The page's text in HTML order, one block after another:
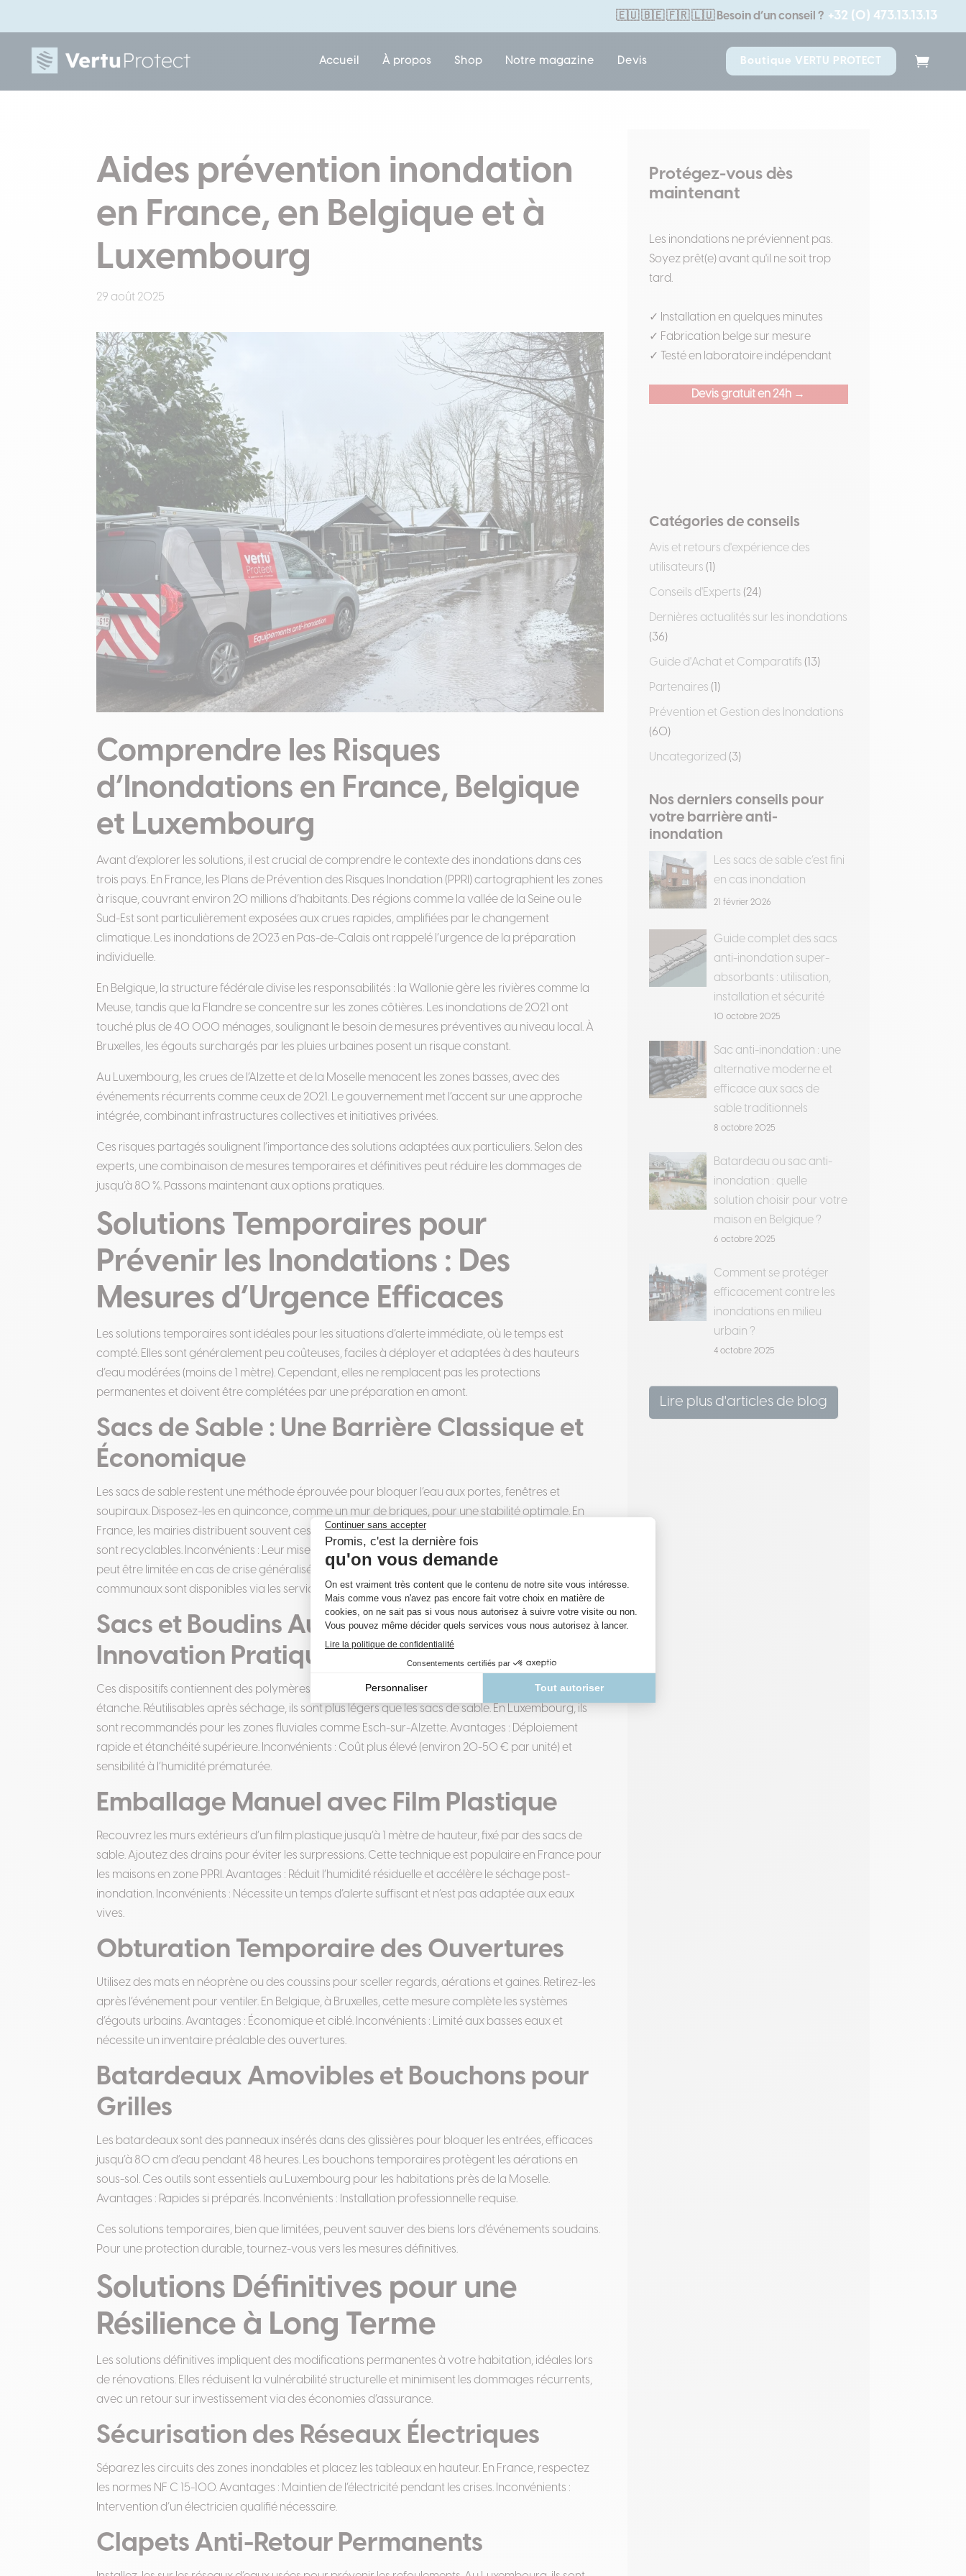
🇪🇺🇧🇪 🇫🇷 🇱🇺 Besoin d’un conseil ? +32 (0) 473.13.13.13
Accueil À propos Shop Notre magazine Devis Boutique VERTU PROTECT
Aides prévention inondation
en France, en Belgique et à
Luxembourg
29 août 2025
Comprendre les Risques
d’Inondations en France, Belgique
et Luxembourg
Avant d’explorer les solutions, il est crucial de comprendre le contexte des inondations dans ces
trois pays. En France, les Plans de Prévention des Risques Inondation (PPRI) cartographient les zones
à risque, couvrant environ 20 millions d’habitants. Des régions comme la vallée de la Seine ou le
Sud-Est sont particulièrement exposées aux crues rapides, amplifiées par le changement
climatique. Les inondations de 2023 en Pas-de-Calais ont rappelé l’urgence de la préparation
individuelle.
En Belgique, la structure fédérale divise les responsabilités : la Wallonie gère les rivières comme la
Meuse, tandis que la Flandre se concentre sur les zones côtières. Les inondations de 2021 ont
touché plus de 40 000 ménages, soulignant le besoin de mesures préventives au niveau local. À
Bruxelles, les égouts surchargés par les pluies urbaines posent un risque constant.
Au Luxembourg, les crues de l’Alzette et de la Moselle menacent les zones basses, avec des
événements récurrents comme ceux de 2021. Le gouvernement met l’accent sur une approche
intégrée, combinant infrastructures collectives et initiatives privées.
Ces risques partagés soulignent l’importance des solutions adaptées aux particuliers. Selon des
experts, une combinaison de mesures temporaires et définitives peut réduire les dommages de
jusqu’à 80 %. Passons maintenant aux options pratiques.
Solutions Temporaires pour
Prévenir les Inondations : Des
Mesures d’Urgence Efficaces
Les solutions temporaires sont idéales pour les situations d’alerte immédiate, où le temps est
compté. Elles sont généralement peu coûteuses, faciles à déployer et adaptées à des hauteurs
d’eau modérées (moins de 1 mètre). Cependant, elles ne remplacent pas les protections
permanentes et doivent être complétées par une préparation en amont.
Sacs de Sable : Une Barrière Classique et
Économique
Les sacs de sable restent une méthode éprouvée pour bloquer l’eau aux portes, fenêtres et
soupiraux. Disposez-les en quinconce, comme un mur de briques, pour une stabilité optimale. En
France, les mairies distribuent souvent ces sacs lors d’alertes Vigicrues. Avantages : Ils filtrent l’eau et
sont recyclables. Inconvénients : Leur mise en place est physiquement exigeante, et la disponibilité
peut être limitée en cas de crise généralisée. Pour les résidents belges en Wallonie, des stocks
communaux sont disponibles via les services de protection civile.
Sacs et Boudins Autogonflants :
Innovation Pratique
Ces dispositifs contiennent des polymères qui gonflent au contact de l’eau, formant une barrière
étanche. Réutilisables après séchage, ils sont plus légers que les sacs de sable. En Luxembourg, ils
sont recommandés pour les zones fluviales comme Esch-sur-Alzette. Avantages : Déploiement
rapide et étanchéité supérieure. Inconvénients : Coût plus élevé (environ 20-50 € par unité) et
sensibilité à l’humidité prématurée.
Emballage Manuel avec Film Plastique
Recouvrez les murs extérieurs d’un film plastique jusqu’à 1 mètre de hauteur, fixé par des sacs de
sable. Ajoutez des drains pour éviter les surpressions. Cette technique est populaire en France pour
les maisons en zone PPRI. Avantages : Réduit l’humidité résiduelle et accélère le séchage post-
inondation. Inconvénients : Nécessite un temps d’alerte suffisant et n’est pas adaptée aux eaux
vives.
Obturation Temporaire des Ouvertures
Utilisez des mats en néoprène ou des coussins pour sceller regards, aérations et gaines. Retirez-les
après l’événement pour ventiler. En Belgique, à Bruxelles, cette mesure complète les systèmes
d’égouts urbains. Avantages : Économique et ciblé. Inconvénients : Limité aux basses eaux et
nécessite un inventaire préalable des ouvertures.
Batardeaux Amovibles et Bouchons pour
Grilles
Les batardeaux sont des panneaux insérés dans des glissières pour bloquer les entrées, efficaces
jusqu’à 80 cm d’eau pendant 48 heures. Les bouchons temporaires protègent les aérations en
sous-sol. Ces outils sont essentiels au Luxembourg pour les habitations près de la Moselle.
Avantages : Rapides si préparés. Inconvénients : Installation professionnelle requise.
Ces solutions temporaires, bien que limitées, peuvent sauver des biens lors d’événements soudains.
Pour une protection durable, tournez-vous vers les mesures définitives.
Solutions Définitives pour une
Résilience à Long Terme
Les solutions définitives impliquent des modifications permanentes à votre habitation, idéales lors
de rénovations. Elles réduisent la vulnérabilité structurelle et minimisent les dommages récurrents,
avec un retour sur investissement via des économies d’assurance.
Sécurisation des Réseaux Électriques
Séparez les circuits des zones inondables et placez les tableaux en hauteur. En France, respectez
les normes NF C 15-100. Avantages : Maintien de l’électricité pendant les crises. Inconvénients :
Intervention d’un électricien qualifié nécessaire.
Clapets Anti-Retour Permanents
Protégez-vous dès
maintenant
Les inondations ne préviennent pas.
Soyez prêt(e) avant qu'il ne soit trop
tard.
✓ Installation en quelques minutes
✓ Fabrication belge sur mesure
✓ Testé en laboratoire indépendant
Devis gratuit en 24h →
Catégories de conseils
Avis et retours d'expérience des
utilisateurs (1)
Conseils d'Experts (24)
Dernières actualités sur les inondations
(36)
Guide d'Achat et Comparatifs (13)
Partenaires (1)
Prévention et Gestion des Inondations
(60)
Uncategorized (3)
Nos derniers conseils pour
votre barrière anti-
inondation
Les sacs de sable c’est fini
en cas inondation
21 février 2026
Guide complet des sacs
anti-inondation super-
absorbants : utilisation,
installation et sécurité
10 octobre 2025
Sac anti-inondation : une
alternative moderne et
efficace aux sacs de
sable traditionnels
8 octobre 2025
Batardeau ou sac anti-
inondation : quelle
solution choisir pour votre
maison en Belgique ?
6 octobre 2025
Comment se protéger
efficacement contre les
inondations en milieu
urbain ?
4 octobre 2025
Lire plus d'articles de blog